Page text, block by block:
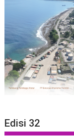
Edisi 32